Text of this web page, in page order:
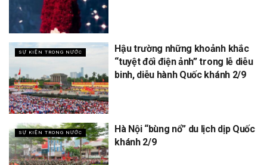
SỰ KIỆN TRONG NƯỚC
Hậu trường những khoảnh khắc
“tuyệt đối điện ảnh” trong lễ diễu
binh, diễu hành Quốc khánh 2/9
SỰ KIỆN TRONG NƯỚC
Hà Nội “bùng nổ” du lịch dịp Quốc
khánh 2/9